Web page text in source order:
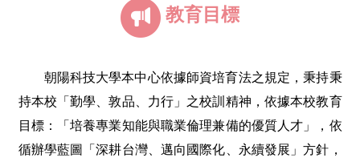
教育目標
朝陽科技大學本中心依據師資培育法之規定，秉持秉
持本校「勤學、敦品、力行」之校訓精神 ，依據本校教育
目標：「培養專業知能與職業倫理兼備的優質人才」，依
循辦學藍圖「深耕台灣、邁向國際化、永續發展」方針，